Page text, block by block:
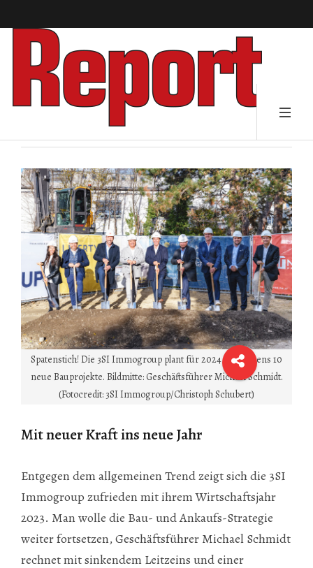
Spatenstich! Die 3SI Immogroup plant für 2024 mindestens 10
neue Bauprojekte. Bildmitte: Geschäftsführer Michael Schmidt.
(Fotocredit: 3SI Immogroup/Christoph Schubert)
Mit neuer Kraft ins neue Jahr
Entgegen dem allgemeinen Trend zeigt sich die 3SI
Immogroup zufrieden mit ihrem Wirtschaftsjahr
2023. Man wolle die Bau- und Ankaufs-Strategie
weiter fortsetzen, Geschäftsführer Michael Schmidt
rechnet mit sinkendem Leitzeins und einer